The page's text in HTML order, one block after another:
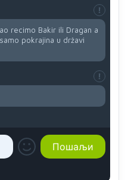
recimo Bakir ili Dragan a
pokrajina u državi